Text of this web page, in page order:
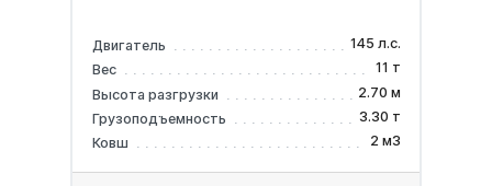
Двигатель
145 л.с.
Вес
11 т
Высота разгрузки
2.70 м
Грузоподъемность
3.30 т
Ковш
2 м3